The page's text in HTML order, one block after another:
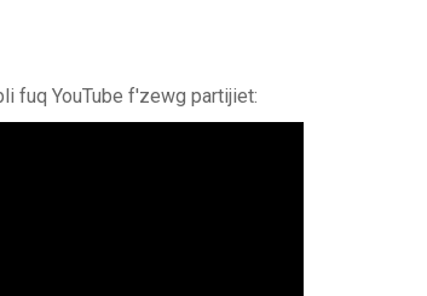
fuq YouTube f'zewg partijiet: